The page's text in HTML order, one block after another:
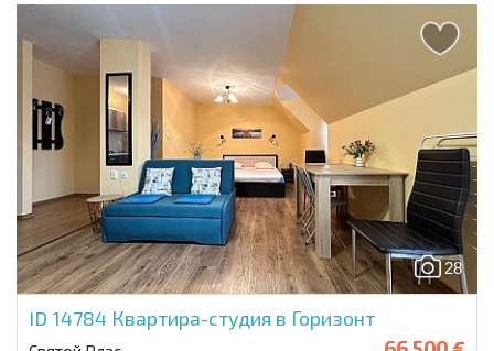
28
ID 14784 Квартира-студия в Горизонт